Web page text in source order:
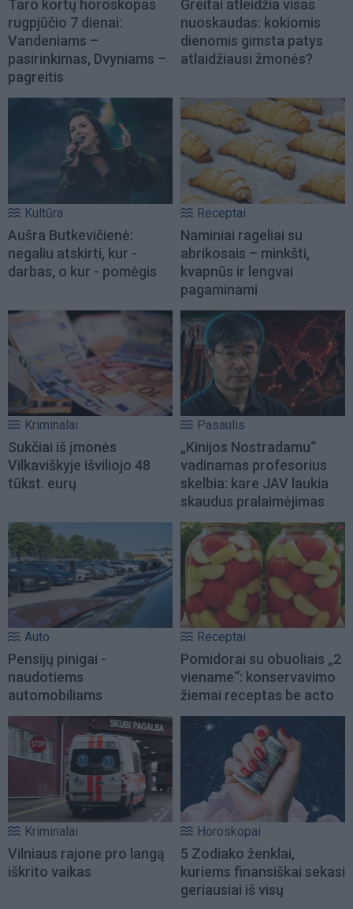
Taro kortų horoskopas
rugpjūčio 7 dienai:
Vandeniams –
pasirinkimas, Dvyniams –
pagreitis
Greitai atleidžia visas
nuoskaudas: kokiomis
dienomis gimsta patys
atlaidžiausi žmonės?
Kultūra
Aušra Butkevičienė:
negaliu atskirti, kur -
darbas, o kur - pomėgis
Receptai
Naminiai rageliai su
abrikosais – minkšti,
kvapnūs ir lengvai
pagaminami
Kriminalai
Sukčiai iš įmonės
Vilkaviškyje išviliojo 48
tūkst. eurų
Pasaulis
„Kinijos Nostradamu“
vadinamas profesorius
skelbia: kare JAV laukia
skaudus pralaimėjimas
Auto
Pensijų pinigai -
naudotiems
automobiliams
Receptai
Pomidorai su obuoliais „2
viename“: konservavimo
žiemai receptas be acto
Kriminalai
Vilniaus rajone pro langą
iškrito vaikas
Horoskopai
5 Zodiako ženklai,
kuriems finansiškai sekasi
geriausiai iš visų